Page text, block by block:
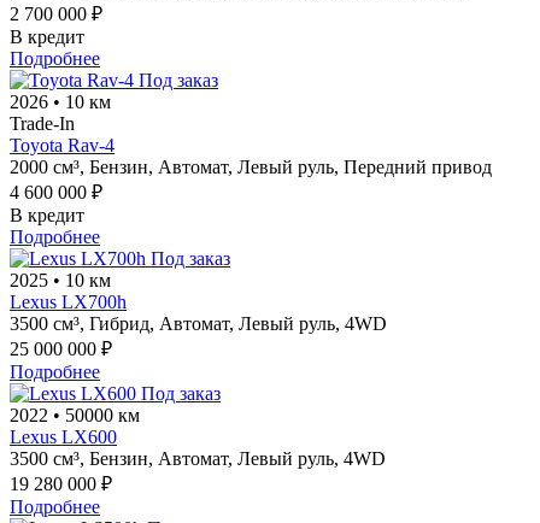
2 700 000 ₽
В кредит
Подробнее
Под заказ
2026 • 10 км
Trade-In
Toyota Rav-4
2000 см³, Бензин, Автомат, Левый руль, Передний привод
4 600 000 ₽
В кредит
Подробнее
Под заказ
2025 • 10 км
Lexus LX700h
3500 см³, Гибрид, Автомат, Левый руль, 4WD
25 000 000 ₽
Подробнее
Под заказ
2022 • 50000 км
Lexus LX600
3500 см³, Бензин, Автомат, Левый руль, 4WD
19 280 000 ₽
Подробнее